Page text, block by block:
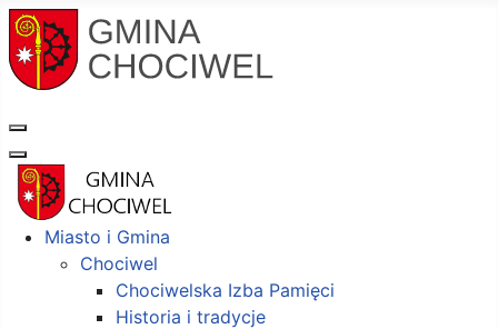
Miasto i Gmina
Chociwel
Chociwelska Izba Pamięci
Historia i tradycje